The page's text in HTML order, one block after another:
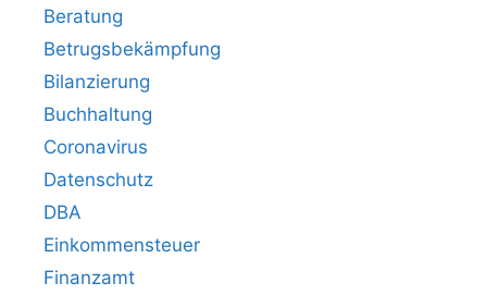
Beratung
Betrugsbekämpfung
Bilanzierung
Buchhaltung
Coronavirus
Datenschutz
DBA
Einkommensteuer
Finanzamt